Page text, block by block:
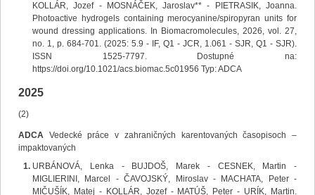
KOLLÁR, Jozef - MOSNÁČEK, Jaroslav** - PIETRASIK, Joanna.
Photoactive hydrogels containing merocyanine/spiropyran units for
wound dressing applications. In Biomacromolecules, 2026, vol. 27,
no. 1, p. 684-701. (2025: 5.9 - IF, Q1 - JCR, 1.061 - SJR, Q1 - SJR).
ISSN 1525-7797. Dostupné na:
https://doi.org/10.1021/acs.biomac.5c01956 Typ: ADCA
2025
(2)
ADCA Vedecké práce v zahraničných karentovaných časopisoch –
impaktovaných
URBÁNOVÁ, Lenka - BUJDOŠ, Marek - CESNEK, Martin -
MIGLIERINI, Marcel - ČAVOJSKÝ, Miroslav - MACHATA, Peter -
MIČUŠÍK, Matej - KOLLÁR, Jozef - MATÚŠ, Peter - URÍK, Martin.